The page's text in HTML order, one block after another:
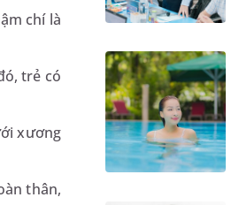
chí là
trẻ có
xương
thân,